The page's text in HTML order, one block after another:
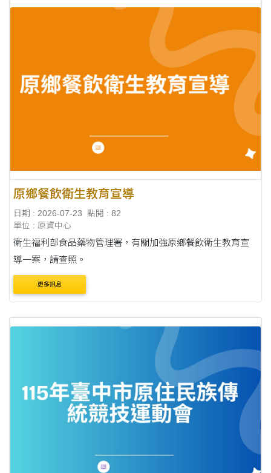
原鄉餐飲衛生教育宣導
日期 : 2026-07-23
點閱 : 82
單位 : 原資中心
衛生福利部食品藥物管理署，有關加強原鄉餐飲衛生教育宣
導一案，請查照。
更多訊息